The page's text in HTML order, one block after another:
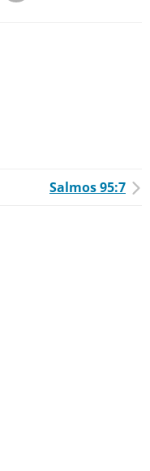
Salmos 95:7